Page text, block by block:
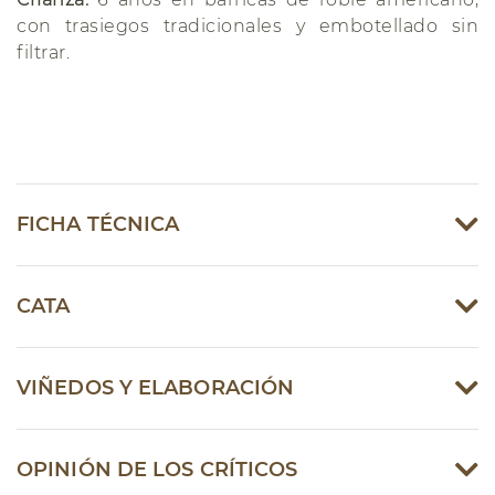
con trasiegos tradicionales y embotellado sin
filtrar.
FICHA TÉCNICA
CATA
VIÑEDOS Y ELABORACIÓN
OPINIÓN DE LOS CRÍTICOS